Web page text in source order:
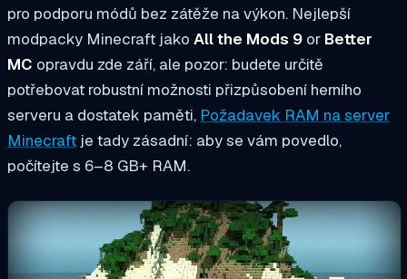
pro podporu módů bez zátěže na výkon. Nejlepší
modpacky Minecraft jako All the Mods 9 or Better
MC opravdu zde září, ale pozor: budete určitě
potřebovat robustní možnosti přizpůsobení herního
serveru a dostatek paměti, Požadavek RAM na server
Minecraft je tady zásadní: aby se vám povedlo,
počítejte s 6–8 GB+ RAM.